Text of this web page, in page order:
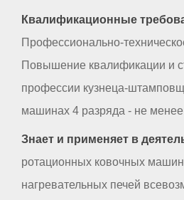
Квалификационные
Профессионально-
Повышение квалификации и
профессии кузнеца-
машинах 4 разряда - не менее
Знает и применяет в
ротационных ковочных
нагревательных печей